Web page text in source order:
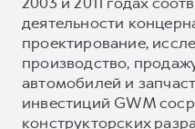
деятельности
проектирование,
производство,
автомобилей и
инвестиций GWM
конструкторских